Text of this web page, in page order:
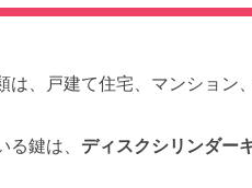
、戸建て住宅、マンション
鍵は、 ディスクシリンダー